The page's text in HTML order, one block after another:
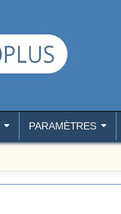
PARAMÈTRES